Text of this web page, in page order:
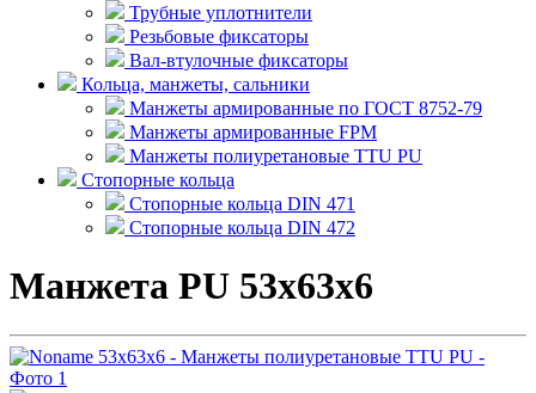
Трубные уплотнители
Резьбовые фиксаторы
Вал-втулочные фиксаторы
Кольца, манжеты, сальники
Манжеты армированные по ГОСТ 8752-79
Манжеты армированные FPM
Манжеты полиуретановые TTU PU
Стопорные кольца
Стопорные кольца DIN 471
Стопорные кольца DIN 472
Манжета PU 53x63x6